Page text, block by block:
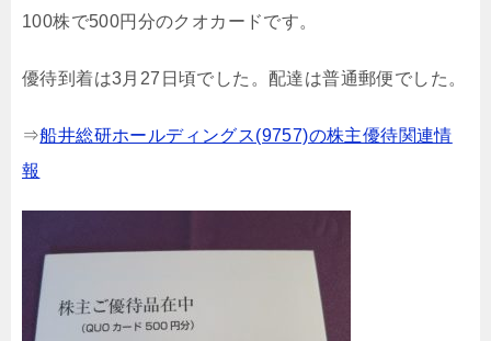
100株で500円分のクオカードです。
優待到着は3月27日頃でした。配達は普通郵便でした。
⇒船井総研ホールディングス(9757)の株主優待関連情
報